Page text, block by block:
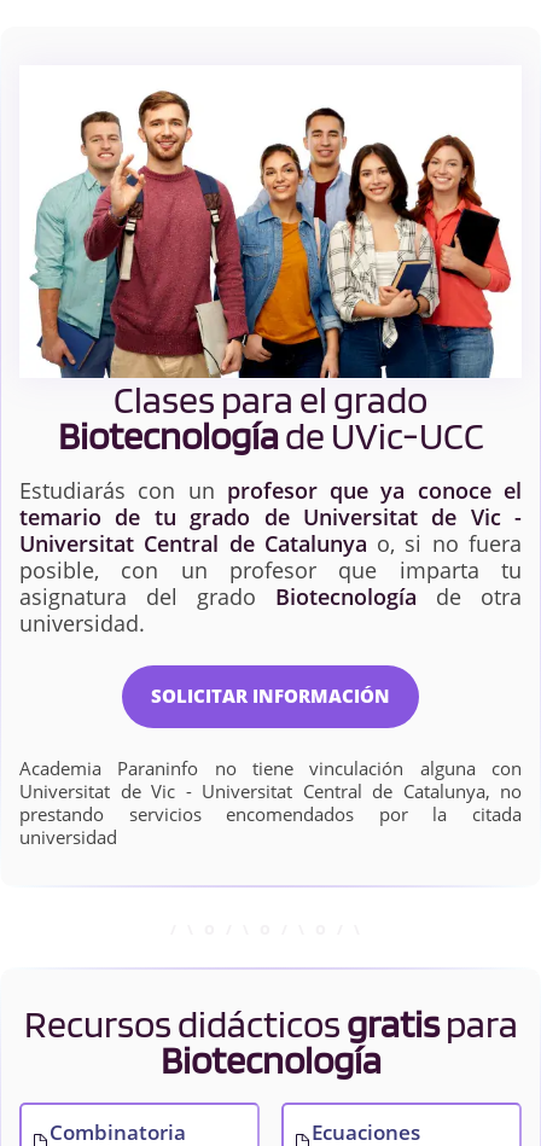
Clases para el grado
Biotecnologíade UVic-UCC
Estudiarás con un profesor que ya conoce el
temario de tu grado de Universitat de Vic -
Universitat Central de Catalunya o, si no fuera
posible, con un profesor que imparta tu
asignatura del grado Biotecnología de otra
universidad.
SOLICITAR INFORMACIÓN
Academia Paraninfo no tiene vinculación alguna con
Universitat de Vic - Universitat Central de Catalunya, no
prestando servicios encomendados por la citada
universidad
Recursos didácticosgratispara
Biotecnología
Combinatoria
Ecuaciones